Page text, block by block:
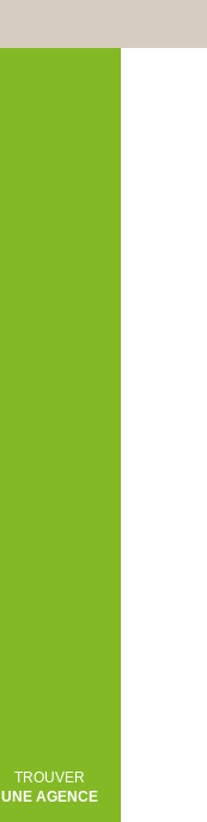
TROUVER
UNE AGENCE